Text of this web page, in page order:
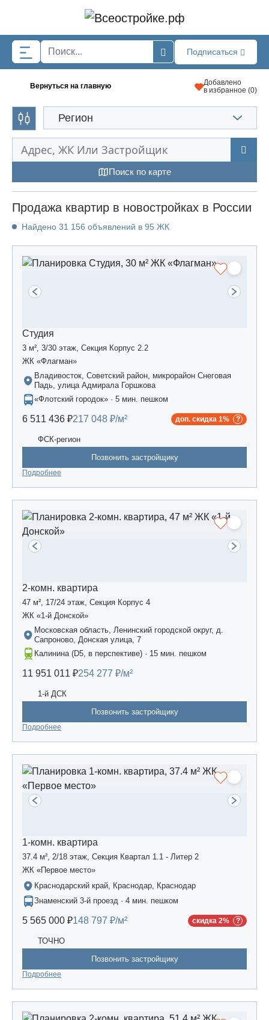
Подписаться
Вернуться на главную
Добавлено
в избранное (0)
Регион
Поиск по карте
Продажа квартир в новостройках в России
Найдено 31 156 объявлений в 95 ЖК
Студия
3 м², 3/30 этаж, Секция Корпус 2.2
ЖК «Флагман»
Владивосток, Советский район, микрорайон Снеговая
Падь, улица Адмирала Горшкова
«Флотский городок» · 5 мин. пешком
6 511 436 ₽217 048 ₽/м² доп. скидка 1%
ФСК-регион
Позвонить застройщику
Подробнее
2-комн. квартира
47 м², 17/24 этаж, Секция Корпус 4
ЖК «1-й Донской»
Московская область, Ленинский городской округ, д.
Сапроново, Донская улица, 7
Калинина (D5, в перспективе) · 15 мин. пешком
11 951 011 ₽254 277 ₽/м²
1-й ДСК
Позвонить застройщику
Подробнее
1-комн. квартира
37.4 м², 2/18 этаж, Секция Квартал 1.1 - Литер 2
ЖК «Первое место»
Краснодарский край, Краснодар, Краснодар
Знаменский 3-й проезд · 4 мин. пешком
5 565 000 ₽148 797 ₽/м² скидка 2%
ТОЧНО
Позвонить застройщику
Подробнее